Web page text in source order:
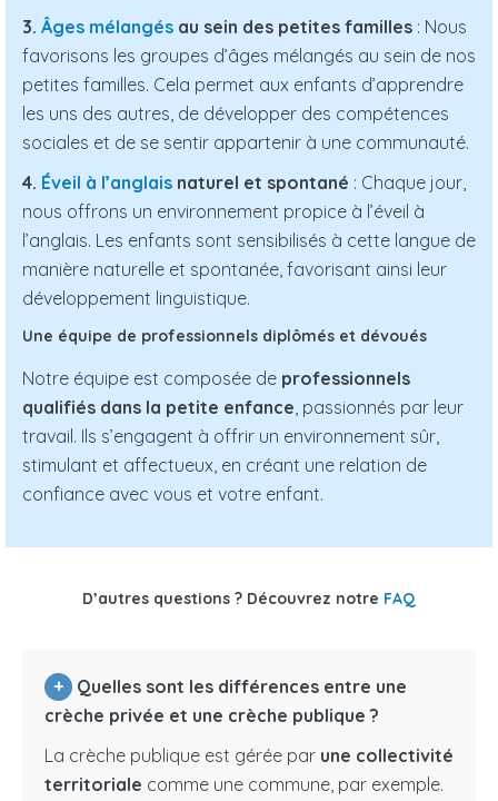
3. Âges mélangés au sein des petites familles : Nous
favorisons les groupes d’âges mélangés au sein de nos
petites familles. Cela permet aux enfants d’apprendre
les uns des autres, de développer des compétences
sociales et de se sentir appartenir à une communauté.
4. Éveil à l’anglais naturel et spontané : Chaque jour,
nous offrons un environnement propice à l’éveil à
l’anglais. Les enfants sont sensibilisés à cette langue de
manière naturelle et spontanée, favorisant ainsi leur
développement linguistique.
Une équipe de professionnels diplômés et dévoués
Notre équipe est composée de professionnels
qualifiés dans la petite enfance, passionnés par leur
travail. Ils s’engagent à offrir un environnement sûr,
stimulant et affectueux, en créant une relation de
confiance avec vous et votre enfant.
D’autres questions ? Découvrez notre FAQ
+
Quelles sont les différences entre une
crèche privée et une crèche publique ?
La crèche publique est gérée par une collectivité
territoriale comme une commune, par exemple.